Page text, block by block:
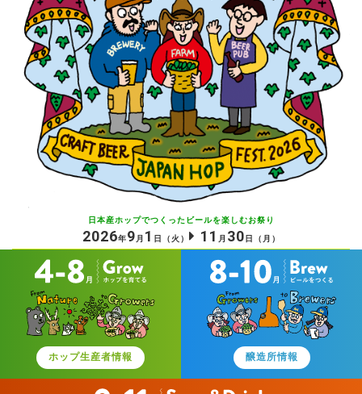
日本産ホップでつくったビールを楽しむお祭り
2026年9 月 1 日 （火） 11 月 30 日 （月）
ホップ生産者情報 醸造所情報